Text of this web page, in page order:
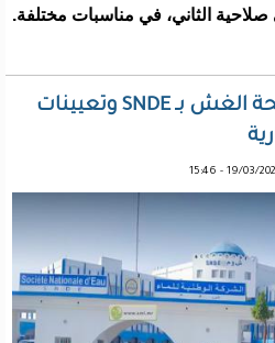
الثاني، في مناسبات مختلفة.
إقالة رئيس قطاع مكافحة الغش بـ SNDE وتعيينات